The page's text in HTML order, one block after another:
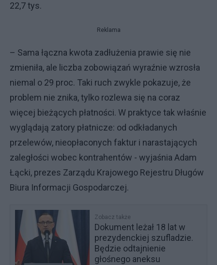
22,7 tys.
Reklama
– Sama łączna kwota zadłużenia prawie się nie
zmieniła, ale liczba zobowiązań wyraźnie wzrosła
niemal o 29 proc. Taki ruch zwykle pokazuje, że
problem nie znika, tylko rozlewa się na coraz
więcej bieżących płatności. W praktyce tak właśnie
wyglądają zatory płatnicze: od odkładanych
przelewów, nieopłaconych faktur i narastających
zaległości wobec kontrahentów - wyjaśnia Adam
Łącki, prezes Zarządu Krajowego Rejestru Długów
Biura Informacji Gospodarczej.
Zobacz także
Dokument leżał 18 lat w
prezydenckiej szufladzie.
Będzie odtajnienie
głośnego aneksu